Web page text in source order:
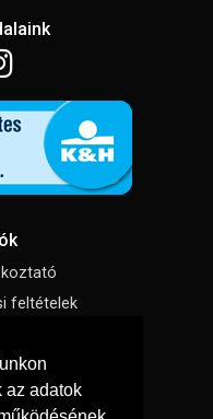
az adatok
feltételek